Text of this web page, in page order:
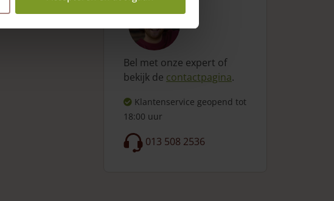
Bel met onze expert of
bekijk de contactpagina.
Klantenservice geopend tot
18:00 uur
013 508 2536